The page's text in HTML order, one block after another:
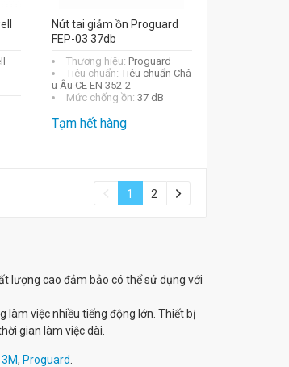
Nút tai giảm ồn Proguard
FEP-03 37db
Thương hiệu: Proguard
Tiêu chuẩn: Tiêu chuẩn Châ
u Âu CE EN 352-2
Mức chống ồn: 37 dB
Tạm hết hàng
1 2
lượng cao đảm bảo có thể sử dụng với
việc nhiều tiếng động lớn. Thiết bị
gian làm việc dài.
3M, Proguard